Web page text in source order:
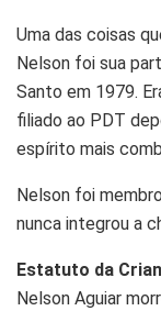
Uma das coisas
Nelson foi sua
Santo em 1979.
filiado ao PDT
espírito mais
Nelson foi
nunca integrou a
Estatuto da
Nelson Aguiar